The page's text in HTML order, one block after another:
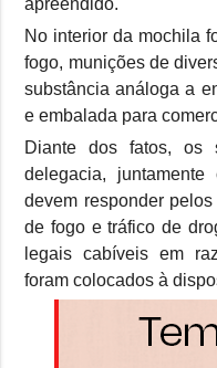
apreendido.
No interior da mochila
fogo, munições de
substância análoga a
e embalada para
Diante dos fatos, os
delegacia,
devem responder
de fogo e tráfico de
legais cabíveis em
foram colocados à